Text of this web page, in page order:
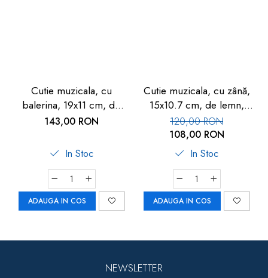
Cutie muzicala, cu
balerina, 19x11 cm, de
lemn, Goki
143,00 RON
In Stoc
ADAUGA IN COS
Cutie muzicala, cu zână,
15x10.7 cm, de lemn,
Goki
120,00 RON
108,00 RON
In Stoc
ADAUGA IN COS
NEWSLETTER